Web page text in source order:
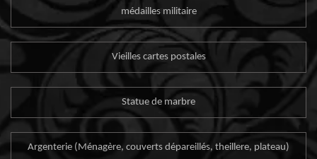
médailles militaire
Vieilles cartes postales
Statue de marbre
Argenterie (Ménagère, couverts dépareillés, theillere, plateau)